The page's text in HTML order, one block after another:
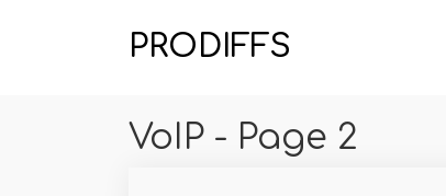
PRODIFFS
VoIP - Page 2